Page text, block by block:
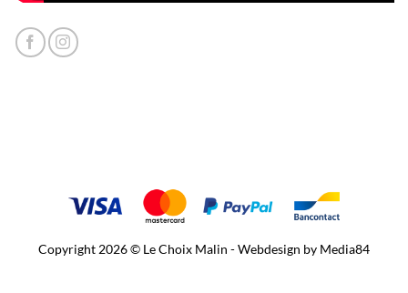
Copyright 2026 © Le Choix Malin - Webdesign by Media84